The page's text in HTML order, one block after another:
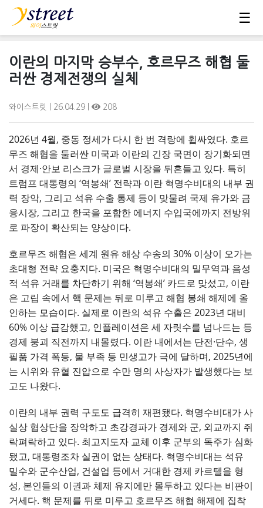
☰
이란의 마지막 승부수, 호르무즈 해협 둘
러싼 경제전쟁의 실체
와이스트릿 | 26.04.29 | 208
2026년 4월, 중동 정세가 다시 한 번 격랑에 휩싸였다. 호르
무즈 해협을 둘러싼 미국과 이란의 긴장 국면이 장기화되면
서 경제·안보 리스크가 글로벌 시장을 뒤흔들고 있다. 특히
트럼프 대통령의 ‘역봉쇄’ 전략과 이란 혁명수비대의 내부 권
력 장악, 그리고 석유 수출 통제 등이 맞물려 국제 유가와 금
융시장, 그리고 한국을 포함한 에너지 수입국에까지 전방위
로 파장이 확산되는 양상이다.
호르무즈 해협은 세계 원유 해상 수송의 30% 이상이 오가는
초대형 전략 요충지다. 미국은 혁명수비대의 밀무역과 음성
적 석유 거래를 차단하기 위해 ‘역봉쇄’ 카드로 맞섰고, 이란
은 고립 속에서 핵 문제는 뒤로 미루고 해협 봉쇄 해제에 올
인하는 모습이다. 실제로 이란의 석유 수출은 2023년 대비
60% 이상 급감했고, 인플레이션은 세 자릿수를 넘나드는 등
경제 붕괴 직전까지 내몰렸다. 이란 내에서는 단전·단수, 생
필품 가격 폭등, 물 부족 등 민생고가 극에 달하며, 2025년에
는 시위와 유혈 진압으로 수만 명의 사상자가 발생했다는 보
고도 나왔다.
이란의 내부 권력 구도도 급격히 재편됐다. 혁명수비대가 사
실상 협상단을 장악하고 초강경파가 경제와 군, 외교까지 쥐
락펴락하고 있다. 최고지도자 교체 이후 군부의 독주가 심화
됐고, 대통령조차 실권이 없는 상태다. 혁명수비대는 석유
밀수와 군수산업, 건설업 등에서 거대한 경제 카르텔을 형
성, 본인들의 이권과 체제 유지에만 몰두하고 있다는 비판이
거세다. 핵 문제를 뒤로 미루고 호르무즈 해협 해제에 집착